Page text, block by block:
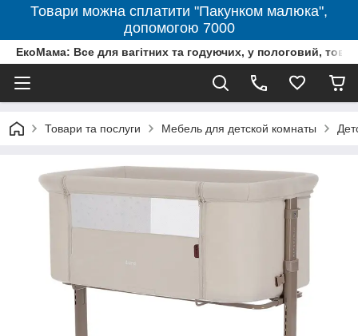
Товари можна сплатити "Пакунком малюка",
допомогою 7000
ЕкоМама: Все для вагітних та годуючих, у пологовий,
Товари та послуги Мебель для детской комнаты